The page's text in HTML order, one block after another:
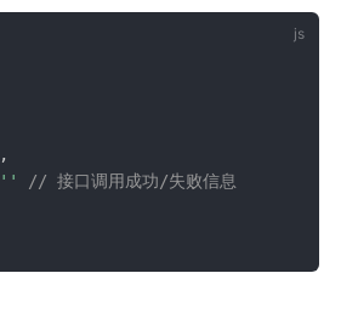
,
''
// 接口调用成功/失败信息